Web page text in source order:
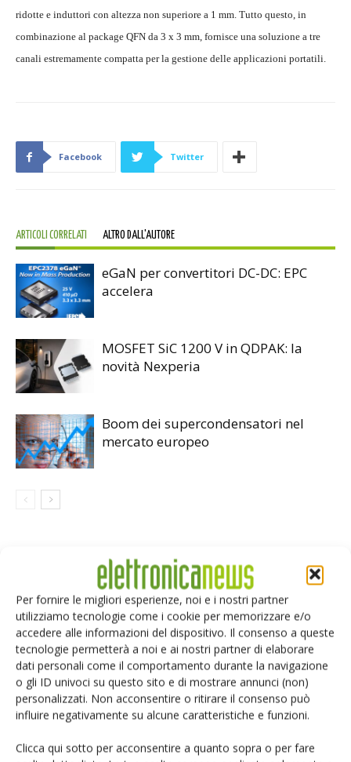
Per fornire le migliori esperienze, noi e i nostri partner
utilizziamo tecnologie come i cookie per memorizzare e/o
accedere alle informazioni del dispositivo. Il consenso a queste
tecnologie permetterà a noi e ai nostri partner di elaborare
dati personali come il comportamento durante la navigazione
o gli ID univoci su questo sito e di mostrare annunci (non)
personalizzati. Non acconsentire o ritirare il consenso può
influire negativamente su alcune caratteristiche e funzioni.
Clicca qui sotto per acconsentire a quanto sopra o per fare
ridotte e induttori con altezza non superiore a 1 mm. Tutto questo, in
combinazione al package QFN da 3 x 3 mm, fornisce una soluzione a tre
canali estremamente compatta per la gestione delle applicazioni portatili.
Facebook Twitter
ARTICOLI CORRELATI ALTRO DALL'AUTORE
eGaN per convertitori DC-DC: EPC
accelera
MOSFET SiC 1200 V in QDPAK: la
novità Nexperia
Boom dei supercondensatori nel
mercato europeo